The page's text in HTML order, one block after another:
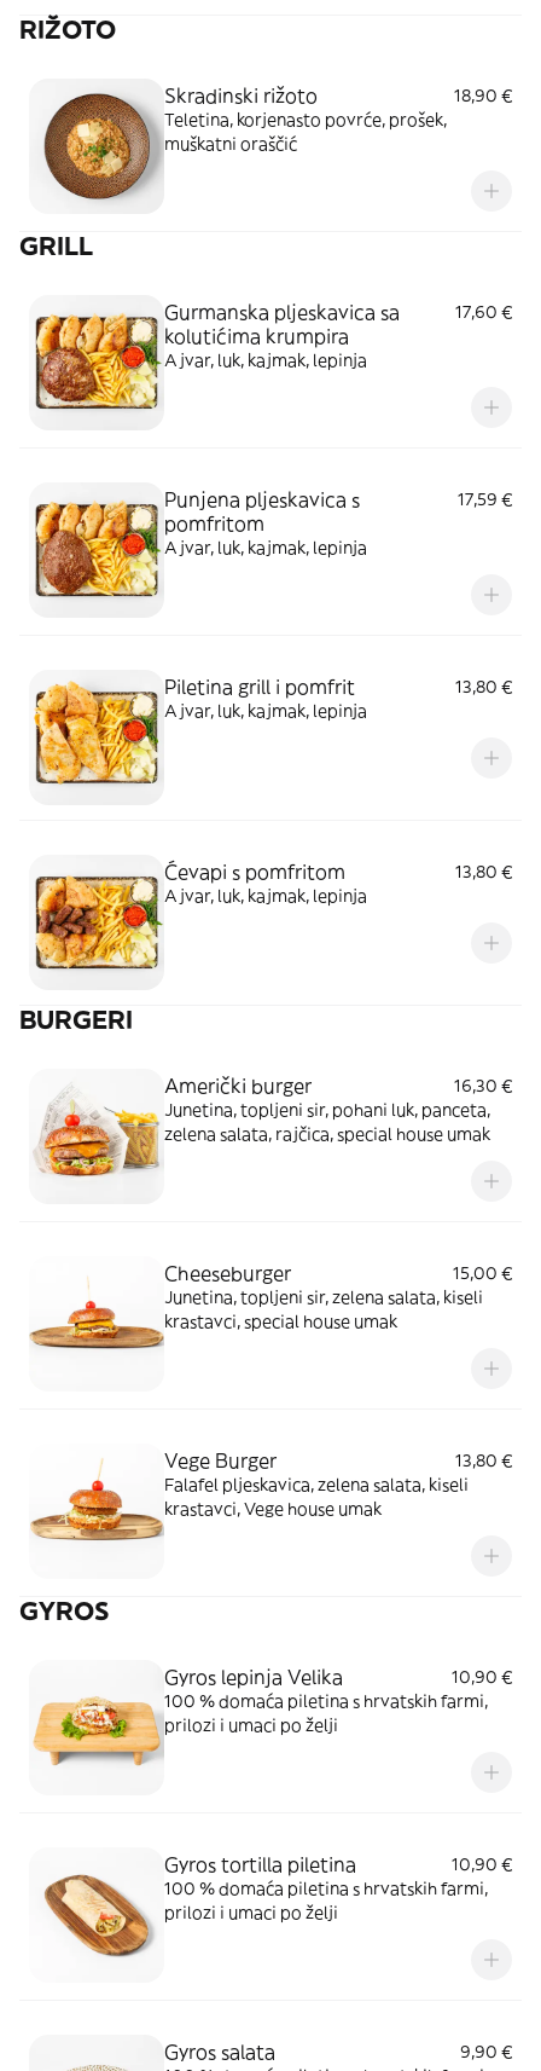
RIŽOTO
Skradinski rižoto
18,90 €
Teletina, korjenasto povrće, prošek,
muškatni oraščić
GRILL
Gurmanska pljeskavica sa
kolutićima krumpira
17,60 €
Ajvar, luk, kajmak, lepinja
Punjena pljeskavica s
pomfritom
17,59 €
Ajvar, luk, kajmak, lepinja
Piletina grill i pomfrit
13,80 €
Ajvar, luk, kajmak, lepinja
Ćevapi s pomfritom
13,80 €
Ajvar, luk, kajmak, lepinja
BURGERI
Američki burger
16,30 €
Junetina, topljeni sir, pohani luk, panceta,
zelena salata, rajčica, special house umak
Cheeseburger
15,00 €
Junetina, topljeni sir, zelena salata, kiseli
krastavci, special house umak
Vege Burger
13,80 €
Falafel pljeskavica, zelena salata, kiseli
krastavci, Vege house umak
GYROS
Gyros lepinja Velika
10,90 €
100 % domaća piletina s hrvatskih farmi,
prilozi i umaci po želji
Gyros tortilla piletina
10,90 €
100 % domaća piletina s hrvatskih farmi,
prilozi i umaci po želji
Gyros salata
9,90 €